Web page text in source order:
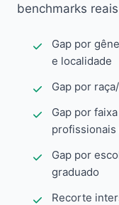
benchmarks
Gap por
e localidade
Gap por
Gap por
profissionais
Gap por
graduado
Recorte